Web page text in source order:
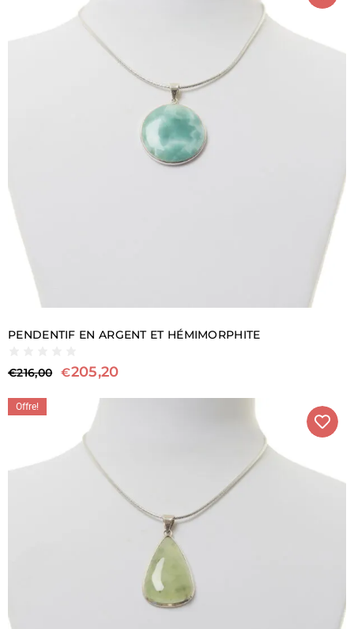
est aussi pour cette raison que les pendentifs en
pierres semi-précieuses ainsi élaborés sont si
: outre la beauté des pierres qui les
composent et le soin apporté à leur élaboration, le fait
qu’il ne sera pas possible de produire un pendentif
identique à celui que vous avez sous les yeux confère
à ce type de bijou un charisme irrésistible.
Outre ces pendentifs exclusifs en pierres précieuses,
vous pouvez également choisir des modèles plus
simples et plus sobres.
catégorie de ses collections, Della Rovere veut donner
à ses clients la possibilité de choisir en fonction de
leurs besoins et avec le moins de restrictions possible,
et les pendentifs, avec leur variété, ne font pas
PENDENTIF EN ARGENT ET HÉMIMORPHITE
€216,00 €205,20
Offre!